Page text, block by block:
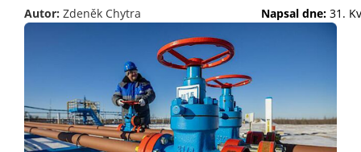
Autor: Zdeněk Chytra Napsal dne: 31.